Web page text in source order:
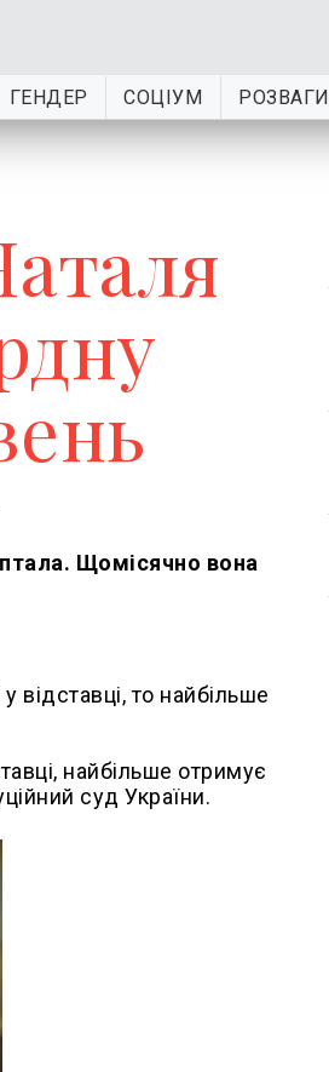
ГЕНДЕР СОЦІУМ РОЗВАГИ
Щомісячно вона
відставці, то найбільше
найбільше отримує
суд України.